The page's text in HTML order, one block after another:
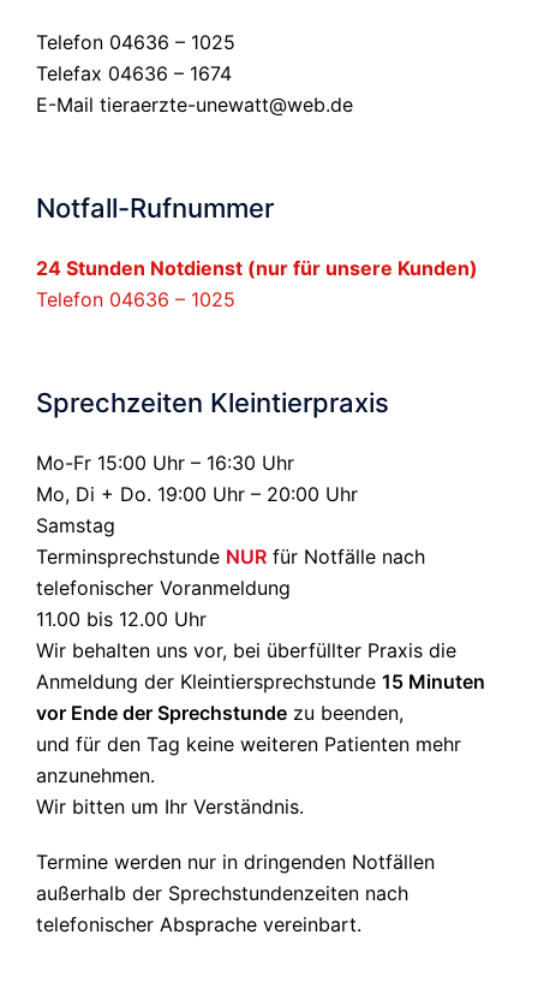
Telefon 04636 – 1025
Telefax 04636 – 1674
E-Mail tieraerzte-unewatt@web.de
Notfall-Rufnummer
24 Stunden Notdienst (nur für unsere Kunden)
Telefon 04636 – 1025
Sprechzeiten Kleintierpraxis
Mo-Fr 15:00 Uhr – 16:30 Uhr
Mo, Di + Do. 19:00 Uhr – 20:00 Uhr
Samstag
Terminsprechstunde NUR für Notfälle nach
telefonischer Voranmeldung
11.00 bis 12.00 Uhr
Wir behalten uns vor, bei überfüllter Praxis die
Anmeldung der Kleintiersprechstunde 15 Minuten
vor Ende der Sprechstunde zu beenden,
und für den Tag keine weiteren Patienten mehr
anzunehmen.
Wir bitten um Ihr Verständnis.
Termine werden nur in dringenden Notfällen
außerhalb der Sprechstundenzeiten nach
telefonischer Absprache vereinbart.